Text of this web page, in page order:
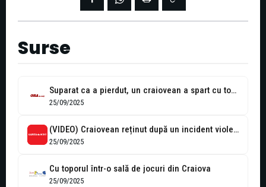
Surse
Suparat ca a pierdut, un craiovean a spart cu toporul aparatele de...
25/09/2025
(VIDEO) Craiovean reținut după un incident violent într-o sală de jocuri
25/09/2025
Cu toporul într-o sală de jocuri din Craiova
25/09/2025